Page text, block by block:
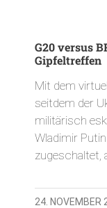
G20 versus
Gipfeltreffen
Mit dem
seitdem der
militärisch
Wladimir
zugeschaltet,
24. NOVEMBER